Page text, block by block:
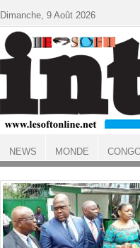
ACCUEIL
Dimanche, 9 Août 2026
NEWS MONDE